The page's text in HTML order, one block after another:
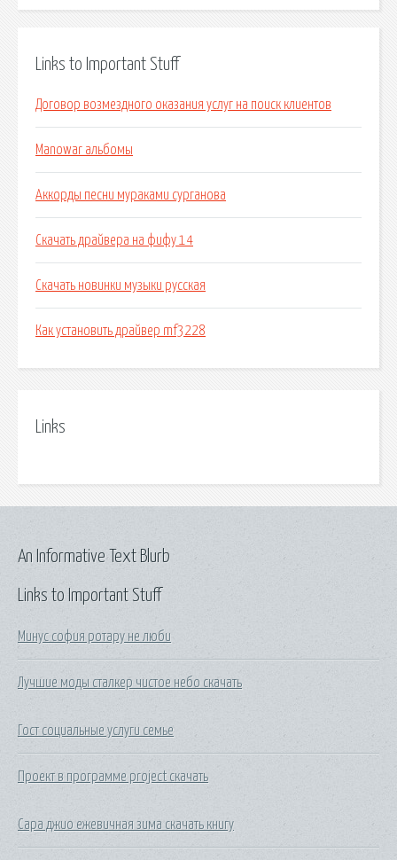
Links to Important Stuff
Договор возмездного оказания услуг на поиск клиентов
Manowar альбомы
Аккорды песни мураками сурганова
Скачать драйвера на фифу 14
Скачать новинки музыки русская
Как установить драйвер mf3228
Links
Links to Important Stuff
Минус софия ротару не люби
Лучшие моды сталкер чистое небо скачать
Гост социальные услуги семье
Проект в программе project скачать
Сара джио ежевичная зима скачать книгу
An Informative Text Blurb